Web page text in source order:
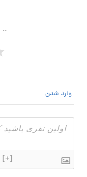
وارد شدن
[+]